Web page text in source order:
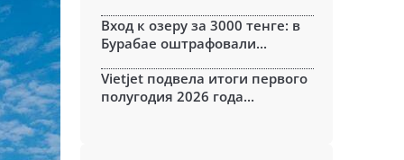
Вход к озеру за 3000 тенге: в
Бурабае оштрафовали...
Vietjet подвела итоги первого
полугодия 2026 года...